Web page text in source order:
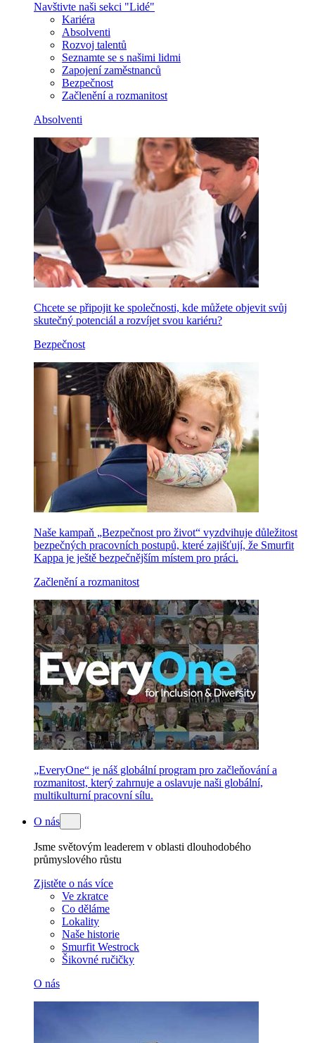
Navštivte naši sekci "Lidé"
Kariéra
Absolventi
Rozvoj talentů
Seznamte se s našimi lidmi
Zapojení zaměstnanců
Bezpečnost
Začlenění a rozmanitost
Absolventi
Chcete se připojit ke společnosti, kde můžete objevit svůj
skutečný potenciál a rozvíjet svou kariéru?
Bezpečnost
Naše kampaň „Bezpečnost pro život“ vyzdvihuje důležitost
bezpečných pracovních postupů, které zajišťují, že Smurfit
Kappa je ještě bezpečnějším místem pro práci.
Začlenění a rozmanitost
„EveryOne“ je náš globální program pro začleňování a
rozmanitost, který zahrnuje a oslavuje naši globální,
multikulturní pracovní sílu.
O nás
Jsme světovým leaderem v oblasti dlouhodobého
průmyslového růstu
Zjistěte o nás více
Ve zkratce
Co děláme
Lokality
Naše historie
Smurfit Westrock
Šikovné ručičky
O nás